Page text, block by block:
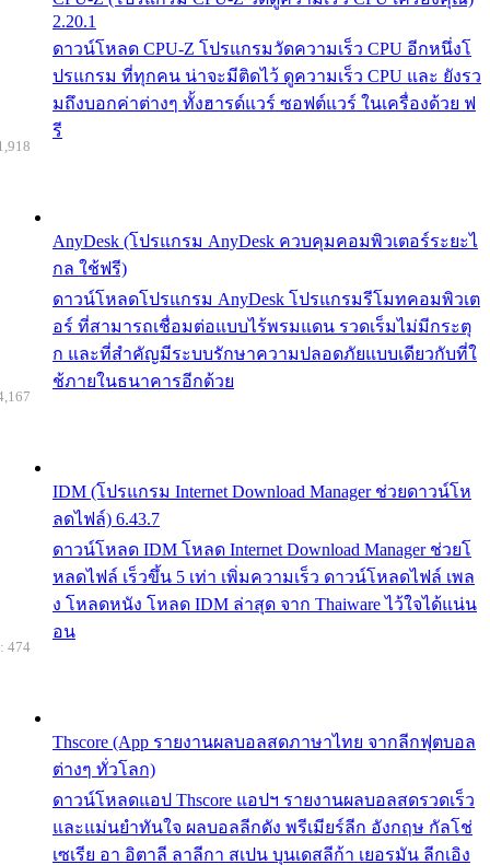
2.20.1
ดาวน์โหลด CPU-Z โปรแกรมวัดความเร็ว CPU อีกหนึ่งโ
ปรแกรม ที่ทุกคน น่าจะมีติดไว้ ดูความเร็ว CPU และ ยังรว
มถึงบอกค่าต่างๆ ทั้งฮารด์แวร์ ซอฟต์แวร์ ในเครื่องด้วย ฟ
รี
AnyDesk (โปรแกรม AnyDesk ควบคุมคอมพิวเตอร์ระยะไ
กล ใช้ฟรี)
ดาวน์โหลดโปรแกรม AnyDesk โปรแกรมรีโมทคอมพิวเต
อร์ ที่สามารถเชื่อมต่อแบบไร้พรมแดน รวดเร็มไม่มีกระตุ
ก และที่สำคัญมีระบบรักษาความปลอดภัยแบบเดียวกับที่ใ
ช้ภายในธนาคารอีกด้วย
IDM (โปรแกรม Internet Download Manager ช่วยดาวน์โห
ลดไฟล์) 6.43.7
ดาวน์โหลด IDM โหลด Internet Download Manager ช่วยโ
หลดไฟล์ เร็วขึ้น 5 เท่า เพิ่มความเร็ว ดาวน์โหลดไฟล์ เพล
ง โหลดหนัง โหลด IDM ล่าสุด จาก Thaiware ไว้ใจได้แน่น
อน
Thscore (App รายงานผลบอลสดภาษาไทย จากลีกฟุตบอล
ต่างๆ ทั่วโลก)
ดาวน์โหลดแอป Thscore แอปฯ รายงานผลบอลสดรวดเร็ว
และแม่นยำทันใจ ผลบอลลีกดัง พรีเมียร์ลีก อังกฤษ กัลโช่
เซเรีย อา อิตาลี ลาลีกา สเปน บุนเดสลีก้า เยอรมัน ลีกเอิง
474